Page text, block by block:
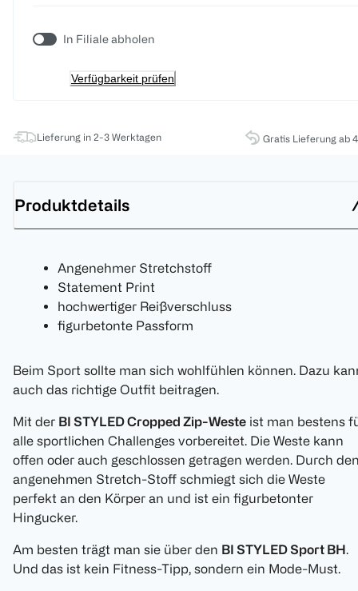
In Filiale abholen
Verfügbarkeit prüfen
Lieferung in 2-3 Werktagen Gratis Lieferung ab
Produktdetails
Angenehmer Stretchstoff
Statement Print
hochwertiger Reißverschluss
figurbetonte Passform
Beim Sport sollte man sich wohlfühlen können. Dazu
auch das richtige Outfit beitragen.
Mit der BI STYLED Cropped Zip-Weste ist man bestens
alle sportlichen Challenges vorbereitet. Die Weste kann
offen oder auch geschlossen getragen werden. Durch
angenehmen Stretch-Stoff schmiegt sich die Weste
perfekt an den Körper an und ist ein figurbetonter
Hingucker.
Am besten trägt man sie über den BI STYLED Sport BH.
Und das ist kein Fitness-Tipp, sondern ein Mode-Must.